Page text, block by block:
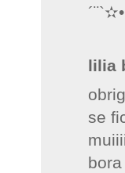
lilia
se